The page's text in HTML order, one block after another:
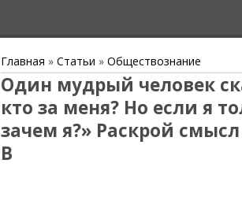
Главная » Статьи » Обществознание
Один мудрый человек
кто за меня? Но если я
зачем я?» Раскрой
В